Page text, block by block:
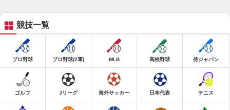
競技一覧
プロ野球 プロ野球(2軍) MLB 高校野球 侍ジャパン
ゴルフ Jリーグ 海外サッカー 日本代表 テニス